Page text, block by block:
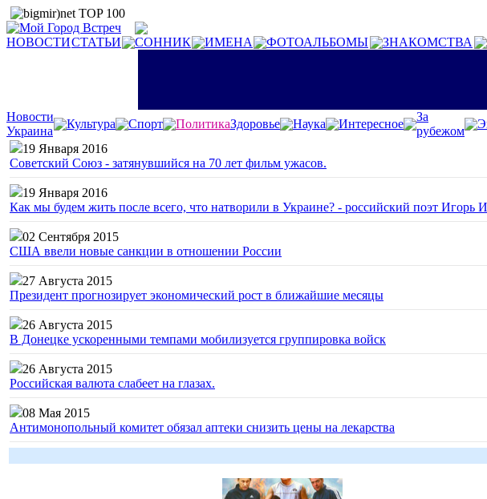
НОВОСТИСТАТЬИ СОННИК ИМЕНА ФОТОАЛЬБОМЫ ЗНАКОМСТВА
Новости
Украина
Культура Спорт ПолитикаЗдоровье Наука Интересное
За
рубежом
19 Января 2016
Советский Союз - затянувшийся на 70 лет фильм ужасов.
19 Января 2016
Как мы будем жить после всего, что натворили в Украине? - российский поэт Игорь
02 Сентября 2015
США ввели новые санкции в отношении России
27 Августа 2015
Президент прогнозирует экономический рост в ближайшие месяцы
26 Августа 2015
В Донецке ускоренными темпами мобилизуется группировка войск
26 Августа 2015
Российская валюта слабеет на глазах.
08 Мая 2015
Антимонопольный комитет обязал аптеки снизить цены на лекарства